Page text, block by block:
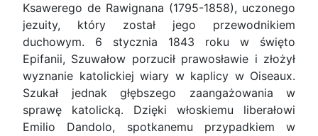
Ksawerego de Rawignana (1795-1858), uczonego
jezuity, który został jego przewodnikiem
duchowym. 6 stycznia 1843 roku w święto
Epifanii, Szuwałow porzucił prawosławie i złożył
wyznanie katolickiej wiary w kaplicy w Oiseaux.
Szukał jednak głębszego zaangażowania w
sprawę katolicką. Dzięki włoskiemu liberałowi
Emilio Dandolo, spotkanemu przypadkiem w